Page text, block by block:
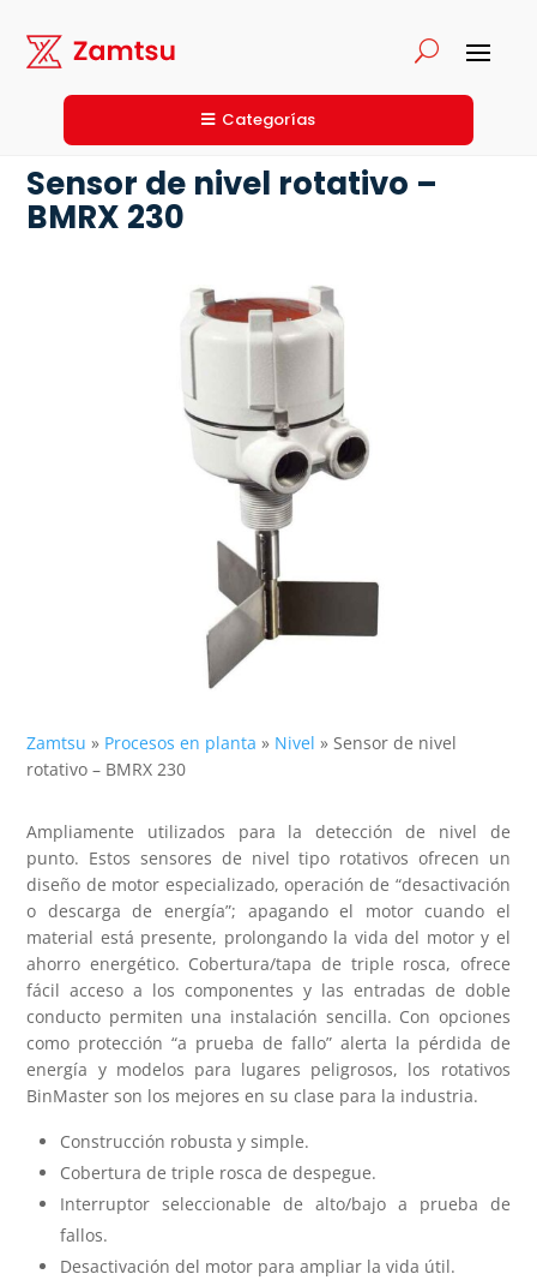
Categorías
Zamtsu » Procesos en planta » Nivel »Sensor de nivel
rotativo – BMRX 230
Sensor de nivel rotativo –
BMRX 230
Ampliamente utilizados para la detección de nivel de
punto. Estos sensores de nivel tipo rotativos ofrecen un
diseño de motor especializado, operación de “desactivación
o descarga de energía”; apagando el motor cuando el
material está presente, prolongando la vida del motor y el
ahorro energético. Cobertura/tapa de triple rosca, ofrece
fácil acceso a los componentes y las entradas de doble
conducto permiten una instalación sencilla. Con opciones
como protección “a prueba de fallo” alerta la pérdida de
energía y modelos para lugares peligrosos, los rotativos
BinMaster son los mejores en su clase para la industria.
Construcción robusta y simple.
Cobertura de triple rosca de despegue.
Interruptor seleccionable de alto/bajo a prueba de
fallos.
Desactivación del motor para ampliar la vida útil.